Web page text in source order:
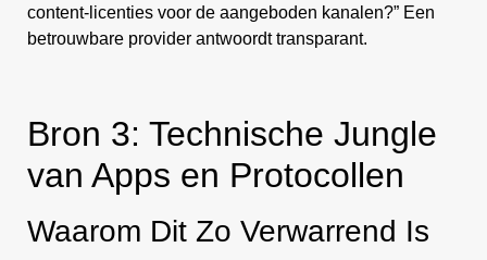
content-licenties voor de aangeboden kanalen?” Een
betrouwbare provider antwoordt transparant.
Bron 3: Technische Jungle
van Apps en Protocollen
Waarom Dit Zo Verwarrend Is